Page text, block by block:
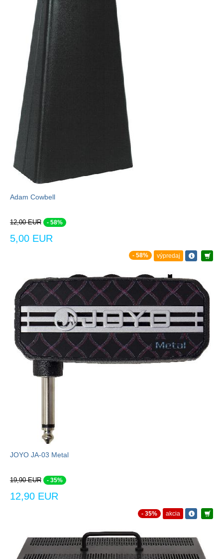
Adam Cowbell
12,00 EUR - 58%
5,00 EUR
- 58% výpredaj
JOYO JA-03 Metal
19,90 EUR - 35%
12,90 EUR
- 35% akcia